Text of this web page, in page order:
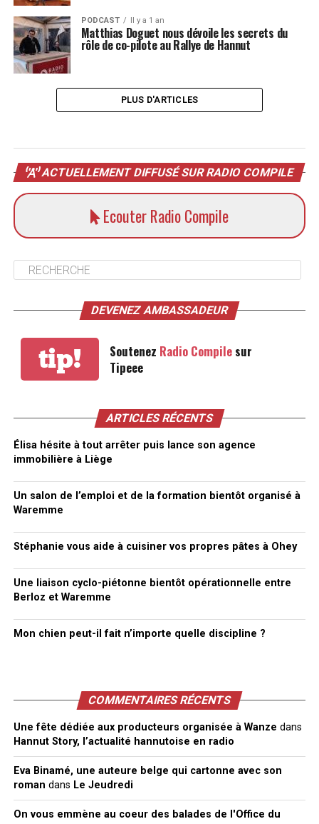
PODCAST Il y a 1 an
Matthias Doguet nous dévoile les secrets du
rôle de co-pilote au Rallye de Hannut
PLUS D'ARTICLES
ACTUELLEMENT DIFFUSÉ SUR RADIO COMPILE
Ecouter Radio Compile
DEVENEZ AMBASSADEUR
tip! Soutenez Radio Compilesur
Tipeee
ARTICLES RÉCENTS
Élisa hésite à tout arrêter puis lance son agence
immobilière à Liège
Un salon de l’emploi et de la formation bientôt organisé à
Waremme
Stéphanie vous aide à cuisiner vos propres pâtes à Ohey
Une liaison cyclo-piétonne bientôt opérationnelle entre
Berloz et Waremme
Mon chien peut-il fait n’importe quelle discipline ?
COMMENTAIRES RÉCENTS
Une fête dédiée aux producteurs organisée à Wanze dans
Hannut Story, l’actualité hannutoise en radio
Eva Binamé, une auteure belge qui cartonne avec son
roman dans Le Jeudredi
On vous emmène au coeur des balades de l'Office du